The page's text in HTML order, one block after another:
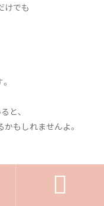
けでも
と、
もしれませんよ。
